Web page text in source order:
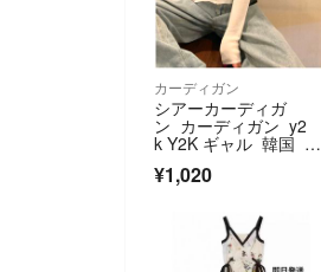
カーディガン
シアーカーディガ
ン カーディガン y2
k Y2K ギャル 韓国 デ
¥1,020